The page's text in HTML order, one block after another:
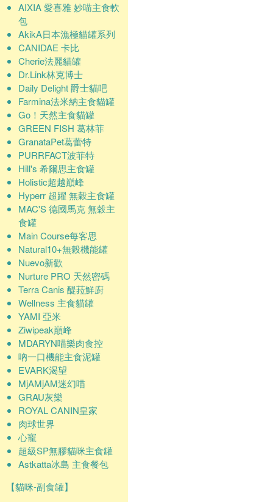
AIXIA 愛喜雅 妙喵主食軟
包
AkikA日本漁極貓罐系列
CANIDAE 卡比
Cherie法麗貓罐
Dr.Link林克博士
Daily Delight 爵士貓吧
Farmina法米納主食貓罐
Go！天然主食貓罐
GREEN FISH 葛林菲
GranataPet葛蕾特
PURRFACT波菲特
Hill's 希爾思主食罐
Holistic超越巔峰
Hyperr 超躍 無穀主食罐
MAC'S 德國馬克 無穀主
食罐
Main Course每客思
Natural10+無榖機能罐
Nuevo新歡
Nurture PRO 天然密碼
Terra Canis 醍菈鮮廚
Wellness 主食貓罐
YAMI 亞米
Ziwipeak巔峰
MDARYN喵樂肉食控
吶一口機能主食泥罐
EVARK渴望
MjAMjAM迷幻喵
GRAU灰樂
ROYAL CANIN皇家
肉球世界
心寵
超級SP無膠貓咪主食罐
Astkatta冰島 主食餐包
【貓咪-副食罐】